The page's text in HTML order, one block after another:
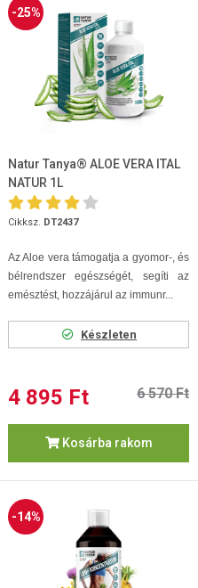
-25%
Natur Tanya® ALOE VERA ITAL
NATUR 1L
Cikksz. DT2437
Az Aloe vera támogatja a gyomor-, és
bélrendszer egészségét, segíti az
emésztést, hozzájárul az immunr...
Készleten
4 895 Ft 6 570 Ft
Kosárba rakom
-14%